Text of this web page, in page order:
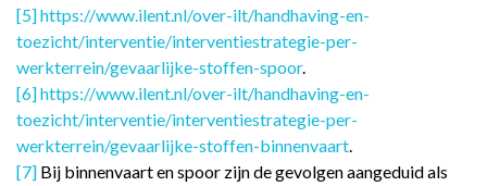
[5]https://www.ilent.nl/over-ilt/handhaving-en-
toezicht/interventie/interventiestrategie-per-
werkterrein/gevaarlijke-stoffen-spoor.
[6]https://www.ilent.nl/over-ilt/handhaving-en-
toezicht/interventie/interventiestrategie-per-
werkterrein/gevaarlijke-stoffen-binnenvaart.
[7] Bij binnenvaart en spoor zijn de gevolgen aangeduid als